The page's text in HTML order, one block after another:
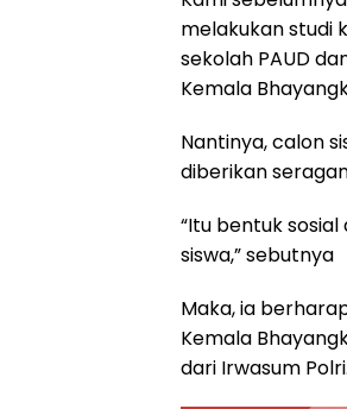
melakukan studi
sekolah PAUD
Kemala
Nantinya, calon
diberikan
“Itu bentuk
siswa,” sebutnya
Maka, ia
Kemala
dari Irwasum